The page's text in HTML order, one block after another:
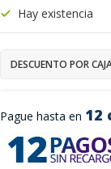
Pague hasta en 12
Hay existencia
DESCUENTO POR